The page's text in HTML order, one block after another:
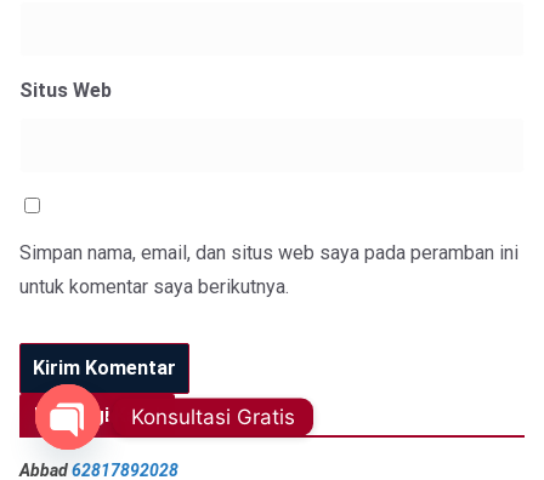
Situs Web
Simpan nama, email, dan situs web saya pada peramban ini
untuk komentar saya berikutnya.
Hubungi Kami
Abbad62817892028
Konsultasi Gratis
Open chaty